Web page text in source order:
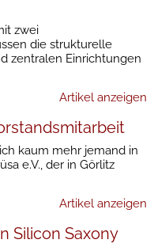
zwei
die strukturelle
zentralen Einrichtungen
Artikel anzeigen
kaum mehr jemand in
e.V., der in Görlitz
Artikel anzeigen
Silicon Saxony